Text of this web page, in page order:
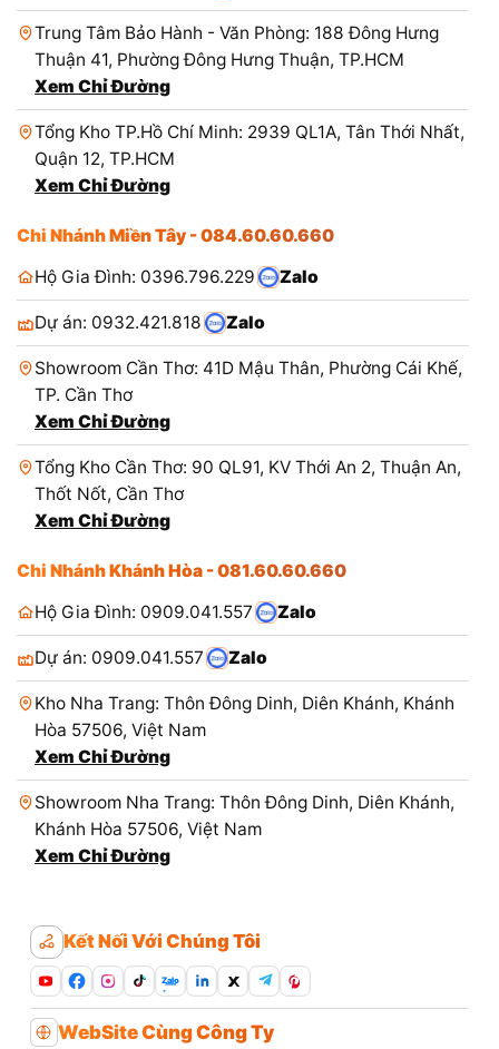
Trung Tâm Bảo Hành - Văn Phòng: 188 Đông Hưng
Thuận 41, Phường Đông Hưng Thuận, TP.HCM
Xem Chỉ Đường
Tổng Kho TP.Hồ Chí Minh: 2939 QL1A, Tân Thới Nhất,
Quận 12, TP.HCM
Xem Chỉ Đường
Chi Nhánh Miền Tây - 084.60.60.660
Hộ Gia Đình: 0396.796.229
Zalo
Dự án: 0932.421.818 Zalo
Showroom Cần Thơ: 41D Mậu Thân, Phường Cái Khế,
TP. Cần Thơ
Xem Chỉ Đường
Tổng Kho Cần Thơ: 90 QL91, KV Thới An 2, Thuận An,
Thốt Nốt, Cần Thơ
Xem Chỉ Đường
Chi Nhánh Khánh Hòa - 081.60.60.660
Hộ Gia Đình: 0909.041.557
Zalo
Dự án: 0909.041.557 Zalo
Kho Nha Trang: Thôn Đông Dinh, Diên Khánh, Khánh
Hòa 57506, Việt Nam
Xem Chỉ Đường
Showroom Nha Trang: Thôn Đông Dinh, Diên Khánh,
Khánh Hòa 57506, Việt Nam
Xem Chỉ Đường
Kết Nối Với Chúng Tôi
Zalo
WebSite Cùng Công Ty